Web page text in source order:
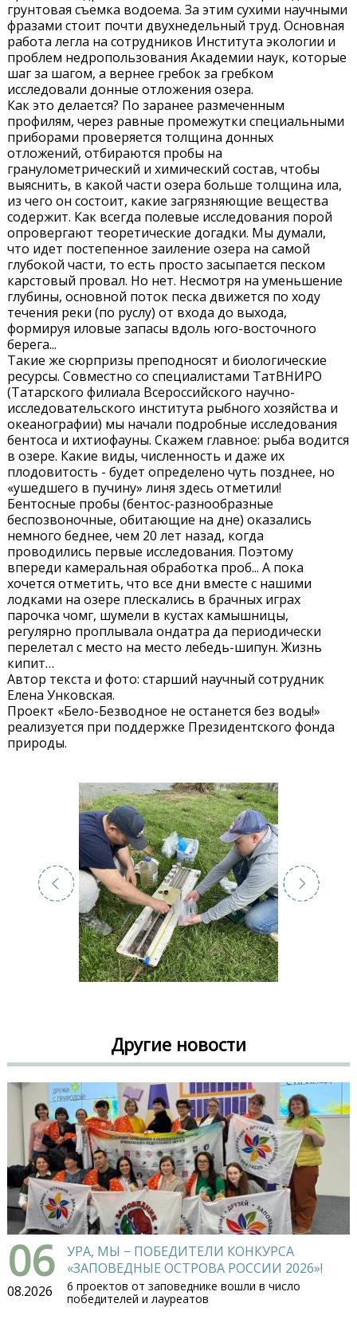
грунтовая съемка водоема. За этим сухими научными
фразами стоит почти двухнедельный труд. Основная
работа легла на сотрудников Института экологии и
проблем недропользования Академии наук, которые
шаг за шагом, а вернее гребок за гребком
исследовали донные отложения озера.
Как это делается? По заранее размеченным
профилям, через равные промежутки специальными
приборами проверяется толщина донных
отложений, отбираются пробы на
гранулометрический и химический состав, чтобы
выяснить, в какой части озера больше толщина ила,
из чего он состоит, какие загрязняющие вещества
содержит. Как всегда полевые исследования порой
опровергают теоретические догадки. Мы думали,
что идет постепенное заиление озера на самой
глубокой части, то есть просто засыпается песком
карстовый провал. Но нет. Несмотря на уменьшение
глубины, основной поток песка движется по ходу
течения реки (по руслу) от входа до выхода,
формируя иловые запасы вдоль юго-восточного
берега...
Такие же сюрпризы преподносят и биологические
ресурсы. Совместно со специалистами ТатВНИРО
(Татарского филиала Всероссийского научно-
исследовательского института рыбного хозяйства и
океанографии) мы начали подробные исследования
бентоса и ихтиофауны. Скажем главное: рыба водится
в озере. Какие виды, численность и даже их
плодовитость - будет определено чуть позднее, но
«ушедшего в пучину» линя здесь отметили!
Бентосные пробы (бентос-разнообразные
беспозвоночные, обитающие на дне) оказались
немного беднее, чем 20 лет назад, когда
проводились первые исследования. Поэтому
впереди камеральная обработка проб... А пока
хочется отметить, что все дни вместе с нашими
лодками на озере плескались в брачных играх
парочка чомг, шумели в кустах камышницы,
регулярно проплывала ондатра да периодически
перелетал с место на место лебедь-шипун. Жизнь
кипит…
Автор текста и фото: старший научный сотрудник
Елена Унковская.
Проект «Бело-Безводное не останется без воды!»
реализуется при поддержке Президентского фонда
природы.
Другие новости
06
08.2026
УРА, МЫ − ПОБЕДИТЕЛИ КОНКУРСА
«ЗАПОВЕДНЫЕ ОСТРОВА РОССИИ 2026»!
6 проектов от заповеднике вошли в число
победителей и лауреатов